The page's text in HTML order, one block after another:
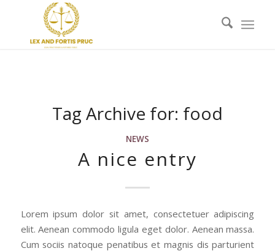
Tag Archive for: food
NEWS
A nice entry
Lorem ipsum dolor sit amet, consectetuer adipiscing
elit. Aenean commodo ligula eget dolor. Aenean massa.
Cum sociis natoque penatibus et magnis dis parturient